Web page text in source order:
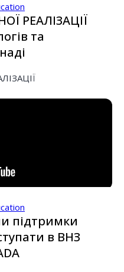
РЕАЛІЗАЦІЇ
та
підтримки
в ВНЗ